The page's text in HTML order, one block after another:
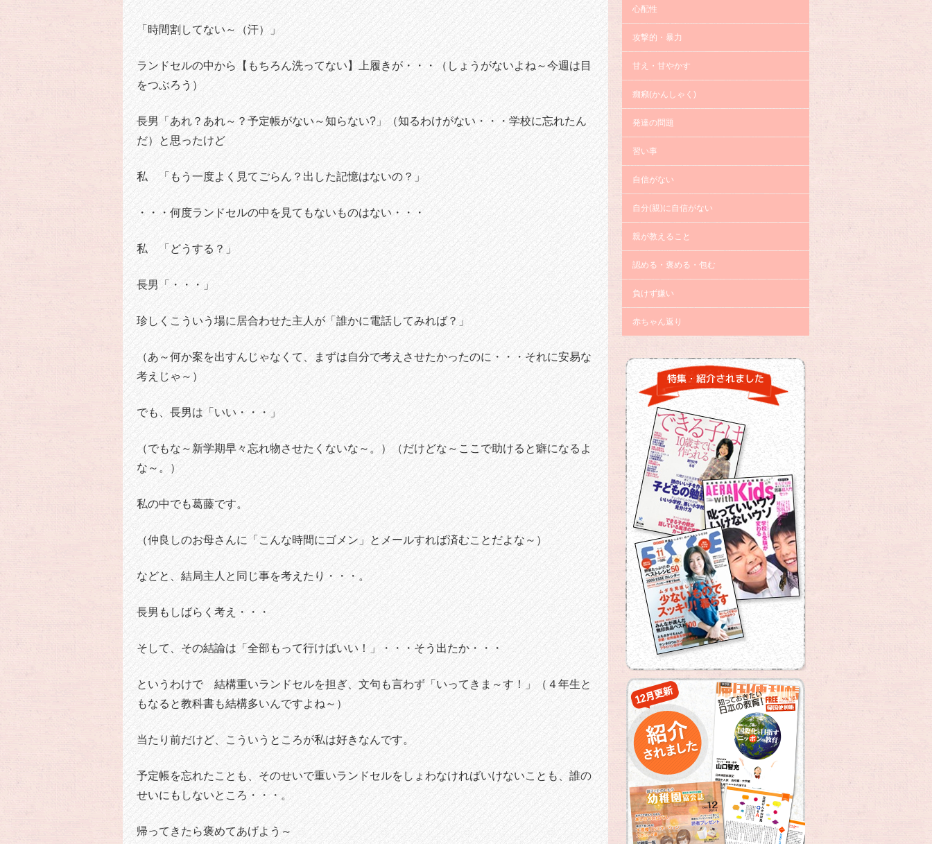
「時間割してない～（汗）」
ランドセルの中から【もちろん洗ってない】上履きが・・・（しょうがないよね～今週は目
をつぶろう）
長男「あれ？あれ～？予定帳がない～知らない?」（知るわけがない・・・学校に忘れたん
だ）と思ったけど
私 「もう一度よく見てごらん？出した記憶はないの？」
・・・何度ランドセルの中を見てもないものはない・・・
私 「どうする？」
長男「・・・」
珍しくこういう場に居合わせた主人が「誰かに電話してみれば？」
（あ～何か案を出すんじゃなくて、まずは自分で考えさせたかったのに・・・それに安易な
考えじゃ～）
でも、長男は「いい・・・」
（でもな～新学期早々忘れ物させたくないな～。）（だけどな～ここで助けると癖になるよ
な～。）
私の中でも葛藤です。
（仲良しのお母さんに「こんな時間にゴメン」とメールすれば済むことだよな～）
などと、結局主人と同じ事を考えたり・・・。
長男もしばらく考え・・・
そして、その結論は「全部もって行けばいい！」・・・そう出たか・・・
というわけで 結構重いランドセルを担ぎ、文句も言わず「いってきま～す！」（４年生と
もなると教科書も結構多いんですよね～）
当たり前だけど、こういうところが私は好きなんです。
予定帳を忘れたことも、そのせいで重いランドセルをしょわなければいけないことも、誰の
せいにもしないところ・・・。
帰ってきたら褒めてあげよう～
心配性
攻撃的・暴力
甘え・甘やかす
癇癪(かんしゃく)
発達の問題
習い事
自信がない
自分(親)に自信がない
親が教えること
認める・褒める・包む
負けず嫌い
赤ちゃん返り